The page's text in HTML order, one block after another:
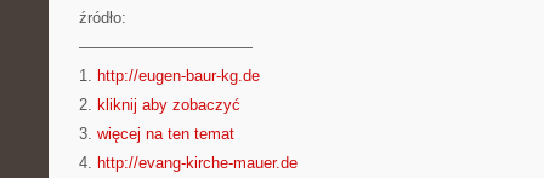
źródło:
———————————
1. http://eugen-baur-kg.de
2. kliknij aby zobaczyć
3. więcej na ten temat
4. http://evang-kirche-mauer.de